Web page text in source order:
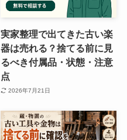
実家整理で出てきた古い楽
器は売れる？捨てる前に見
るべき付属品・状態・注意
点
2026年7月21日